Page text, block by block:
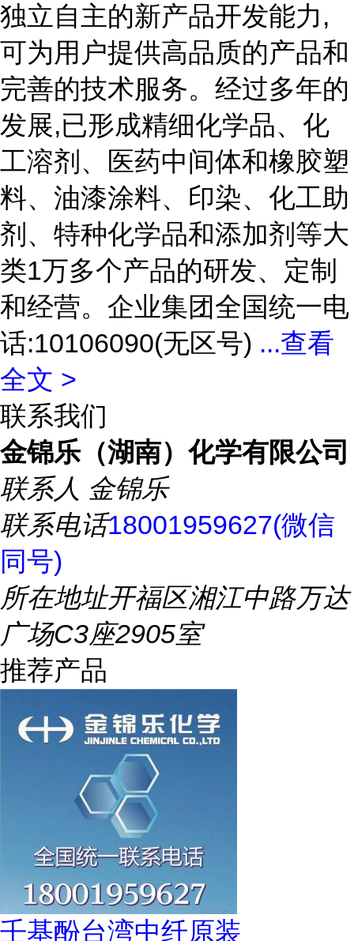
独立自主的新产品开发能力,
可为用户提供高品质的产品和
完善的技术服务。经过多年的
发展,已形成精细化学品、化
工溶剂、医药中间体和橡胶塑
料、油漆涂料、印染、化工助
剂、特种化学品和添加剂等大
类1万多个产品的研发、定制
和经营。企业集团全国统一电
话:10106090(无区号) ...查看
全文 >
联系我们
金锦乐（湖南）化学有限公司
联系人 金锦乐
联系电话18001959627(微信
同号)
所在地址开福区湘江中路万达
广场C3座2905室
推荐产品
壬基酚台湾中纤原装